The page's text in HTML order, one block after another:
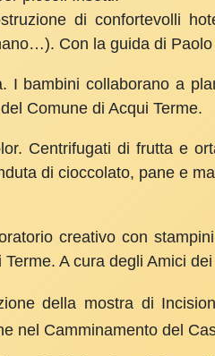
di confortevolli
Con la guida di
I bambini collaborano a
Comune di Acqui Terme.
Centrifugati di frutta e
di cioccolato, pane e
creativo con
A cura degli Amici
della mostra di
nel Camminamento del